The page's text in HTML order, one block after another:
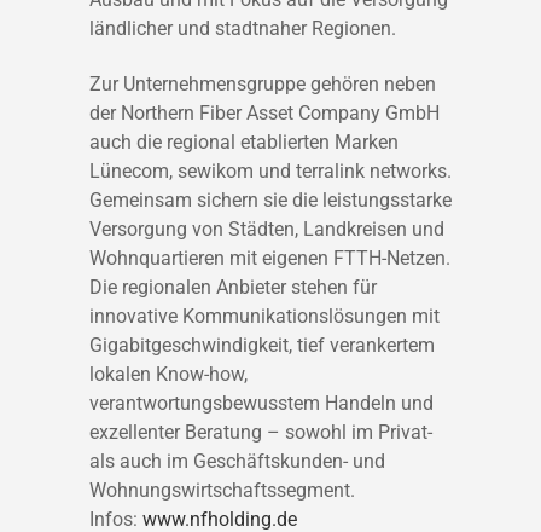
ländlicher und stadtnaher Regionen.
Zur Unternehmensgruppe gehören neben
der Northern Fiber Asset Company GmbH
auch die regional etablierten Marken
Lünecom, sewikom und terralink networks.
Gemeinsam sichern sie die leistungsstarke
Versorgung von Städten, Landkreisen und
Wohnquartieren mit eigenen FTTH-Netzen.
Die regionalen Anbieter stehen für
innovative Kommunikationslösungen mit
Gigabitgeschwindigkeit, tief verankertem
lokalen Know-how,
verantwortungsbewusstem Handeln und
exzellenter Beratung – sowohl im Privat-
als auch im Geschäftskunden- und
Wohnungswirtschaftssegment.
Infos: www.nfholding.de